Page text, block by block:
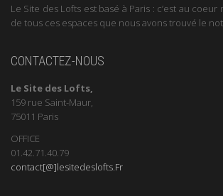
Le Site des Lofts est basé à Paris : c’est au coeur
de tous ces espaces que nous avons trouvé le
CONTACTEZ-NOUS
Le Site des Lofts,
159 rue Saint-Maur,
75011 Paris
OFFICE
01.42.71.40.79
contact[@]lesitedeslofts.Fr